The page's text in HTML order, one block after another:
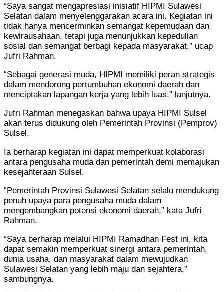
“Saya sangat mengapresiasi inisiatif HIPMI Sulawesi
Selatan dalam menyelenggarakan acara ini. Kegiatan ini
tidak hanya mencerminkan semangat kepemudaan dan
kewirausahaan, tetapi juga menunjukkan kepedulian
sosial dan semangat berbagi kepada masyarakat,” ucap
Jufri Rahman.
“Sebagai generasi muda, HIPMI memiliki peran strategis
dalam mendorong pertumbuhan ekonomi daerah dan
menciptakan lapangan kerja yang lebih luas,” lanjutnya.
Jufri Rahman menegaskan bahwa upaya HIPMI Sulsel
akan terus didukung oleh Pemerintah Provinsi (Pemprov)
Sulsel.
Ia berharap kegiatan ini dapat memperkuat kolaborasi
antara pengusaha muda dan pemerintah demi memajukan
kesejahteraan Sulsel.
“Pemerintah Provinsi Sulawesi Selatan selalu mendukung
penuh upaya para pengusaha muda dalam
mengembangkan potensi ekonomi daerah,” kata Jufri
Rahman.
“Saya berharap melalui HIPMI Ramadhan Fest ini, kita
dapat semakin memperkuat sinergi antara pemerintah,
dunia usaha, dan masyarakat dalam mewujudkan
Sulawesi Selatan yang lebih maju dan sejahtera,”
sambungnya.